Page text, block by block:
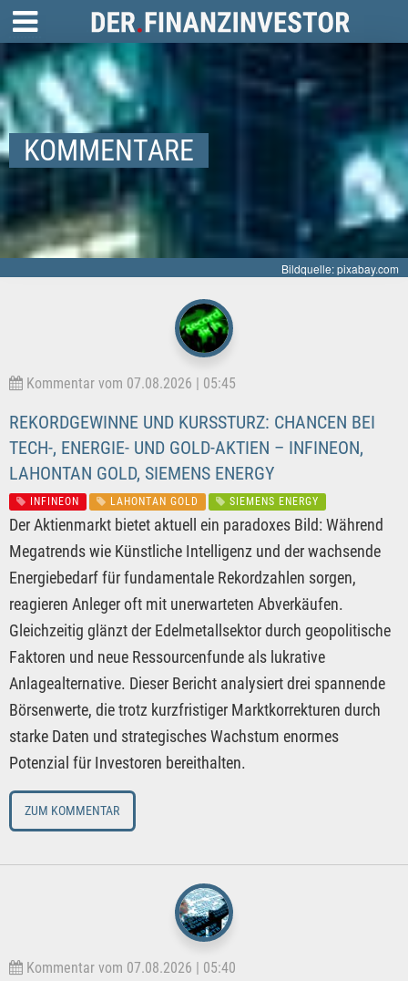
KOMMENTARE
Bildquelle: pixabay.com
Kommentar vom 07.08.2026 | 05:45
REKORDGEWINNE UND KURSSTURZ: CHANCEN BEI
TECH-, ENERGIE- UND GOLD-AKTIEN – INFINEON,
LAHONTAN GOLD, SIEMENS ENERGY
INFINEON LAHONTAN GOLD SIEMENS ENERGY
Der Aktienmarkt bietet aktuell ein paradoxes Bild: Während
Megatrends wie Künstliche Intelligenz und der wachsende
Energiebedarf für fundamentale Rekordzahlen sorgen,
reagieren Anleger oft mit unerwarteten Abverkäufen.
Gleichzeitig glänzt der Edelmetallsektor durch geopolitische
Faktoren und neue Ressourcenfunde als lukrative
Anlagealternative. Dieser Bericht analysiert drei spannende
Börsenwerte, die trotz kurzfristiger Marktkorrekturen durch
starke Daten und strategisches Wachstum enormes
Potenzial für Investoren bereithalten.
ZUM KOMMENTAR
Kommentar vom 07.08.2026 | 05:40